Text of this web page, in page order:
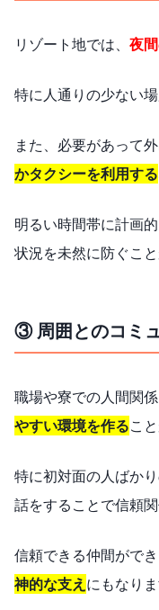
リゾート地では、 夜
特に人通りの少ない
また、必要があって
かタクシーを利用する
明るい時間帯に計画
状況を未然に防ぐこと
③ 周囲とのコミ
職場や寮での人間関
やすい環境を作るこ
特に初対面の人ばか
話をすることで信頼
信頼できる仲間ができ
神的な支え にもなりま